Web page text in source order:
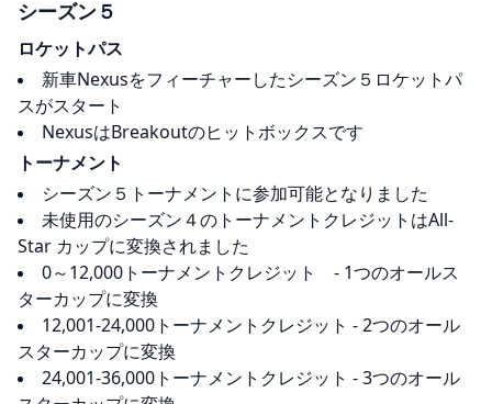
シーズン５
ロケットパス
新車Nexusをフィーチャーしたシーズン５ロケットパ
スがスタート
NexusはBreakoutのヒットボックスです
トーナメント
シーズン５トーナメントに参加可能となりました
未使用のシーズン４のトーナメントクレジットはAll-
Star カップに変換されました
0～12,000トーナメントクレジット - 1つのオールス
ターカップに変換
12,001-24,000トーナメントクレジット - 2つのオール
スターカップに変換
24,001-36,000トーナメントクレジット - 3つのオール